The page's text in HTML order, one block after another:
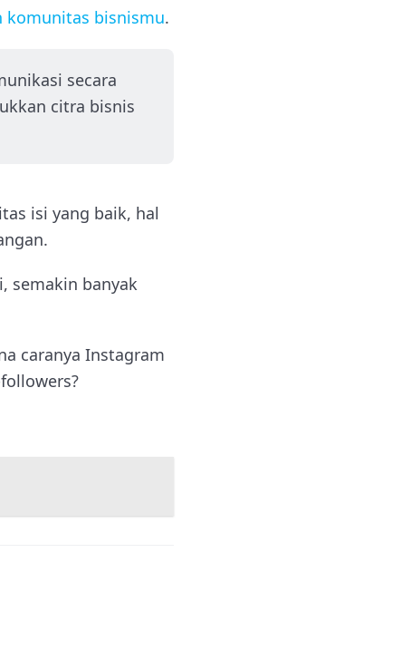
komunitas bisnismu.
secara
citra bisnis
isi yang baik, hal
semakin banyak
caranya Instagram